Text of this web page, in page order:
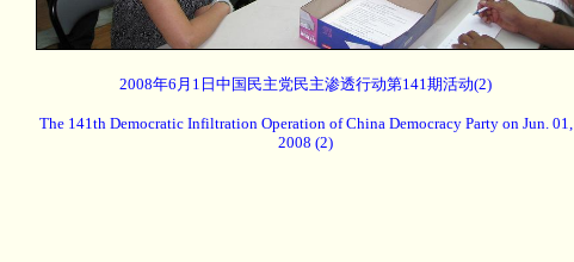
2008年6月1日中国民主党民主渗透行动第141期活动(2)
The 141th Democratic Infiltration Operation of China Democracy Party on Jun. 01,
2008 (2)